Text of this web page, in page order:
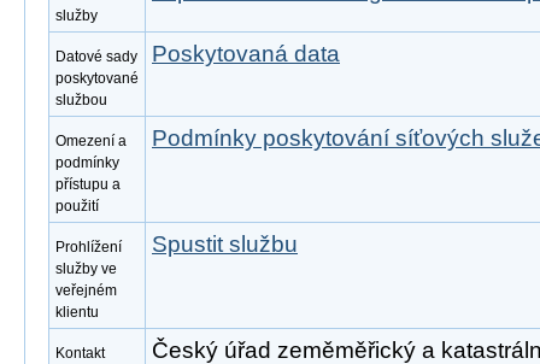
služby
Datové sady
poskytované
službou
Poskytovaná data
Omezení a
podmínky
přístupu a
použití
Podmínky poskytování síťových
Prohlížení
služby ve
veřejném
klientu
Spustit službu
Kontakt
Český úřad zeměměřický a